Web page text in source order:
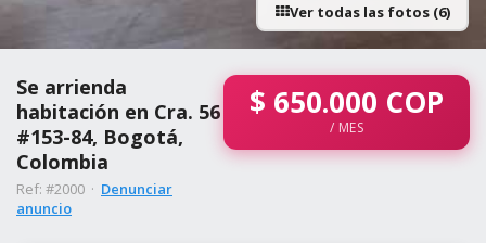
Ver todas las fotos (6)
Se arrienda
habitación en Cra. 56
#153-84, Bogotá,
Colombia
Ref: #2000 · Denunciar
anuncio
$ 650.000 COP
/ MES